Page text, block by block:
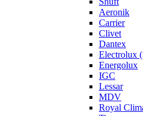
Aeronik
Carrier
Clivet
Dantex
Electrolux
Energolux
IGC
Lessar
MDV
Royal